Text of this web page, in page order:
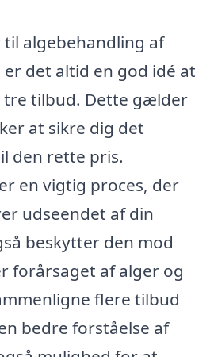
algebehandling af
er det altid en god idé at
tre tilbud. Dette gælder
at sikre dig det
den rette pris.
en vigtig proces, der
udseendet af din
beskytter den mod
forårsaget af alger og
flere tilbud
bedre forståelse af